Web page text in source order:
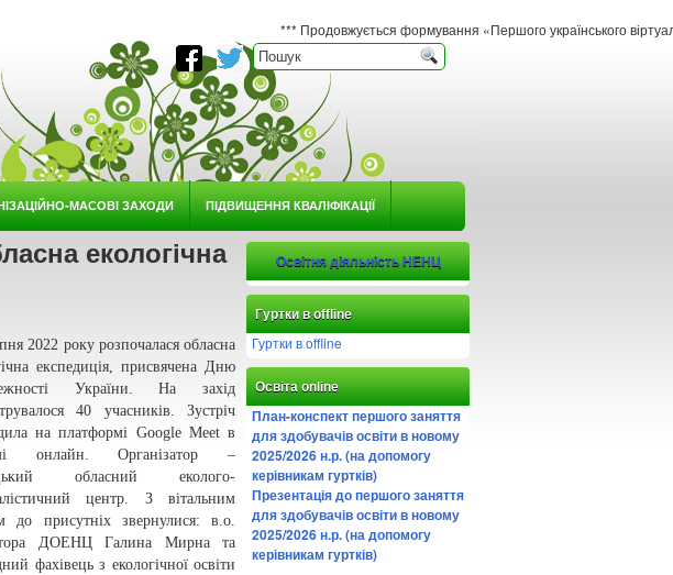
*** Продовжується формування «Першого українського віртуального
МАСОВІ ЗАХОДИ ПІДВИЩЕННЯ КВАЛІФІКАЦІЇ
екологічна
2022 року розпочалася обласна
експедиція, присвячена Дню
України. На захід
40 учасників. Зустріч
на платформі Google Meet в
онлайн. Організатор –
обласний еколого-
центр. З вітальним
до присутніх звернулися: в.о.
ДОЕНЦ Галина Мирна та
фахівець з екологічної освіти
Освітня діяльність НЕНЦ
Гуртки в offline
Гуртки в offline
Освіта online
План-конспект першого заняття
для здобувачів освіти в новому
2025/2026 н.р. (на допомогу
керівникам гуртків)
Презентація до першого заняття
для здобувачів освіти в новому
2025/2026 н.р. (на допомогу
керівникам гуртків)